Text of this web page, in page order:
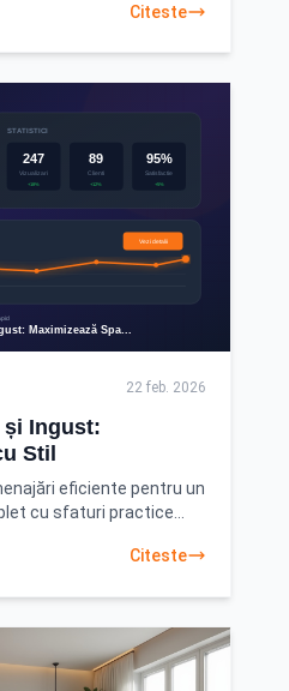
Citeste
22 feb. 2026
și Ingust:
Stil
eficiente pentru un
cu sfaturi practice
Citeste